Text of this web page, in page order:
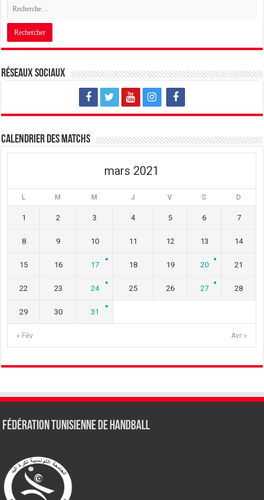
Réseaux sociaux
Calendrier des matchs
mars 2021
L M M J V S D
« Fév Avr »
1 2 3 4 5 6 7
8 9 10 11 12 13 14
15 16 17 18 19 20 21
22 23 24 25 26 27 28
29 30 31
Fédération tunisienne de Handball